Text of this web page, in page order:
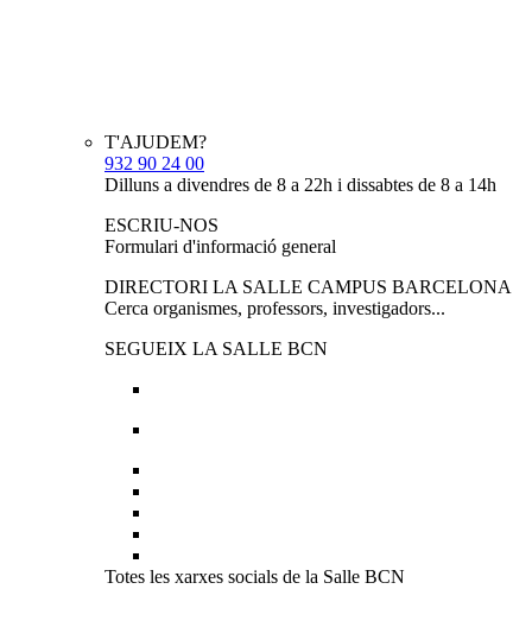
T'AJUDEM?
932 90 24 00
Dilluns a divendres de 8 a 22h i dissabtes de 8 a 14h
ESCRIU-NOS
Formulari d'informació general
DIRECTORI LA SALLE CAMPUS BARCELONA
Cerca organismes, professors, investigadors...
SEGUEIX LA SALLE BCN
Totes les xarxes socials de la Salle BCN